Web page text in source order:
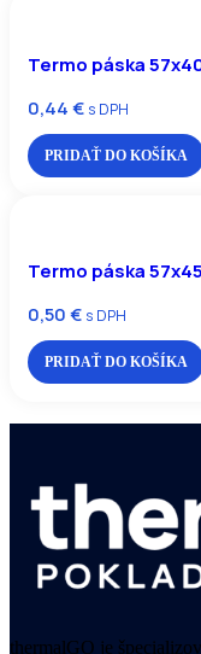
Termo páska
0,44€ s DPH
PRIDAŤ DO KOŠÍKA
Termo páska
0,50€ s DPH
PRIDAŤ DO KOŠÍKA
thermalGO je